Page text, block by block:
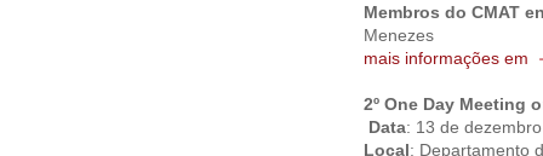
Membros do CMAT
Menezes
mais informações em
2º One Day Meeting
Data: 13 de dezembro
Local : Departamento